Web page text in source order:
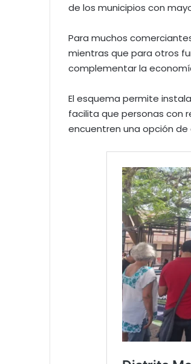
de los municipios con
Para muchos
mientras que para otros
complementar la
El esquema permite
facilita que personas con
encuentren una opción